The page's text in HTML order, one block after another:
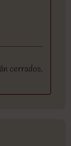
cerrados.